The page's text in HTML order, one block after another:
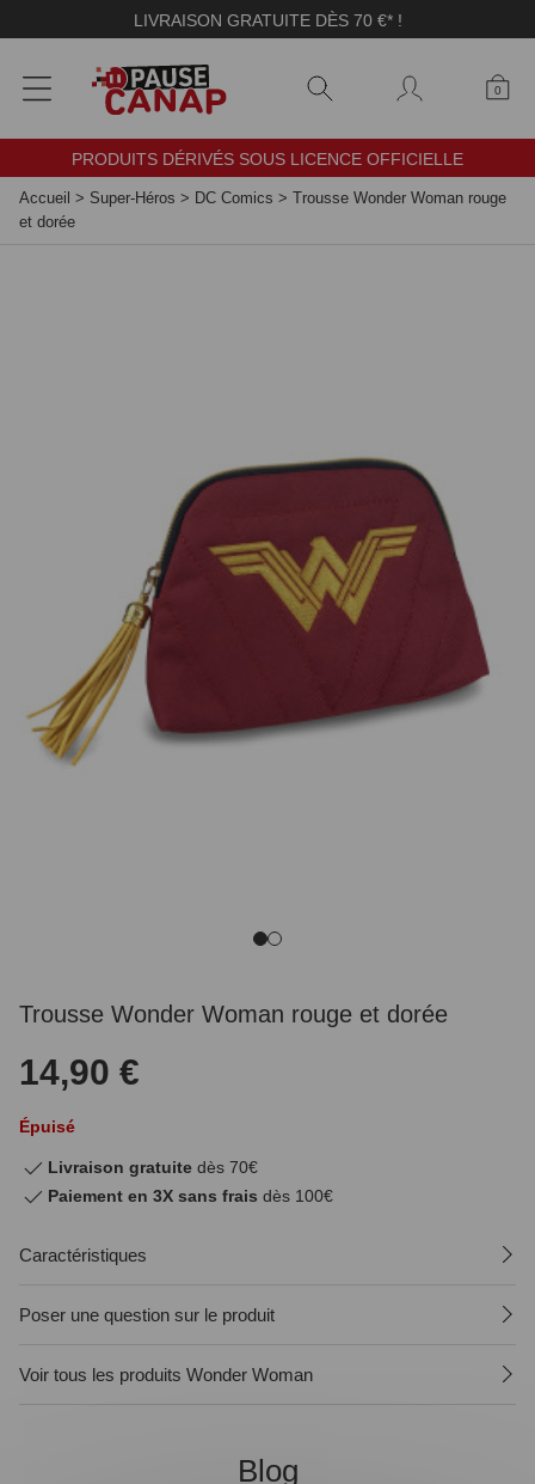
LIVRAISON GRATUITE DÈS 70 €* !
0
PRODUITS DÉRIVÉS SOUS LICENCE OFFICIELLE
Accueil > Super-Héros > DC Comics > Trousse Wonder Woman rouge
et dorée
Trousse Wonder Woman rouge et dorée
14,90 €
Épuisé
Livraison gratuite dès 70€
Paiement en 3X sans frais dès 100€
Caractéristiques
Poser une question sur le produit
Voir tous les produits Wonder Woman
Blog
Panneau de gestion des cookies